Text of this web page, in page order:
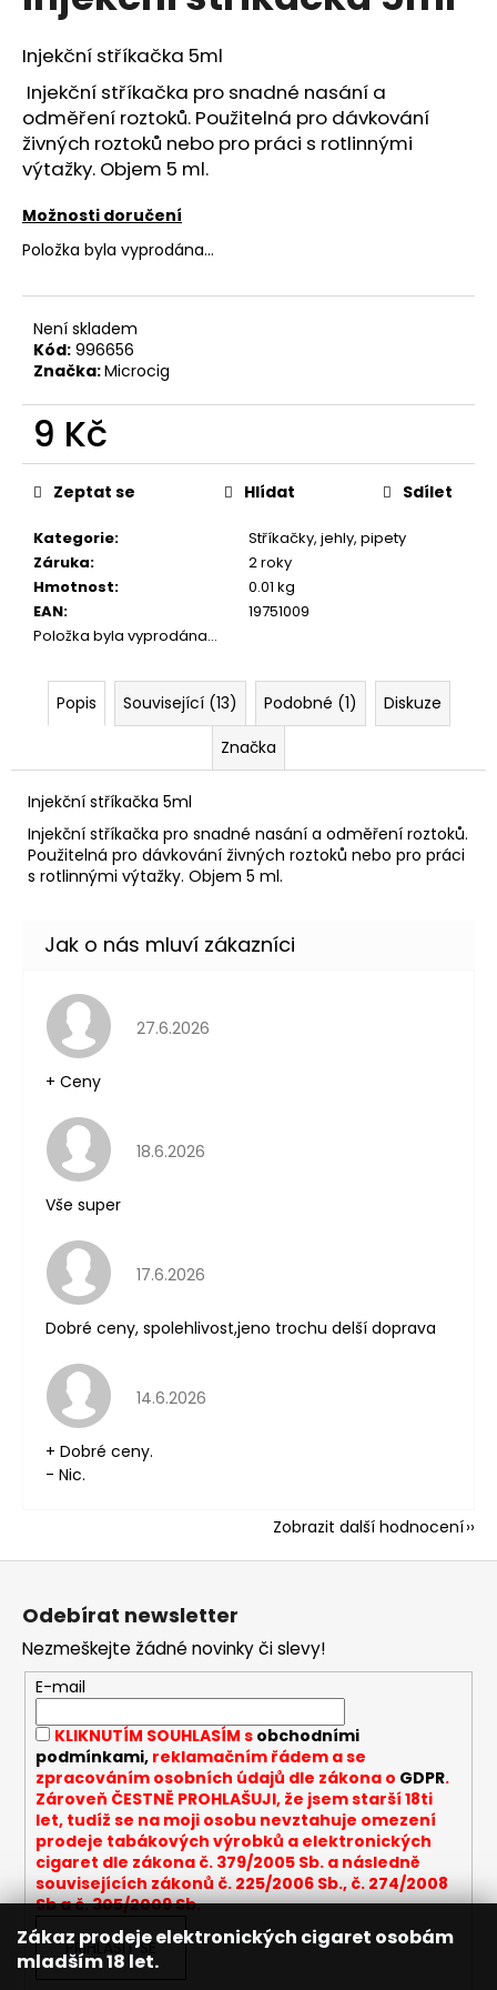
Zákaz prodeje elektronických cigaret osobám
mladším 18 let.
z
5
hvězdiček.
Injekční stříkačka 5ml
Injekční stříkačka pro snadné nasání a
odměření roztoků. Použitelná pro dávkování
živných roztoků nebo pro práci s rotlinnými
výtažky. Objem 5 ml.
Možnosti doručení
Položka byla vyprodána…
Není skladem
Kód: 996656
Značka:Microcig
9 Kč
Měrná
cena:
Kategorie:
Stříkačky, jehly, pipety
Záruka:
2 roky
Hmotnost:
0.01 kg
EAN:
19751009
Položka byla vyprodána…
Zeptat se Hlídat Sdílet
Popis Související (13) Podobné (1)
Diskuze
Značka
Injekční stříkačka 5ml
Injekční stříkačka pro snadné nasání a odměření roztoků.
Použitelná pro dávkování živných roztoků nebo pro práci
s rotlinnými výtažky. Objem 5 ml.
Hodnocení obchodu je 5 z 5 hvězdiček.
27.6.2026
+ Ceny
Hodnocení obchodu je 5 z 5 hvězdiček.
18.6.2026
Vše super
Hodnocení obchodu je 5 z 5 hvězdiček.
17.6.2026
Dobré ceny, spolehlivost,jeno trochu delší doprava
Hodnocení obchodu je 5 z 5 hvězdiček.
14.6.2026
+ Dobré ceny.
- Nic.
Zobrazit další hodnocení
j
í
t
?
HLEDAT
D
o
p
o
č
u
e
m
e
LOST
MARY
TP1000
META
-
20MG
ŽVÝKAČKA,
LIMONÁDA,
LESNÍ
Kč
Z
Odebírat newsletter
Nezmeškejte žádné novinky či slevy!
E-mail
KLIKNUTÍM SOUHLASÍM s obchodními
podmínkami,reklamačním řádem a se
zpracováním osobních údajů dle zákona o GDPR.
Zároveň ČESTNĚ PROHLAŠUJI, že jsem starší 18ti
let, tudíž se na moji osobu nevztahuje omezení
prodeje tabákových výrobků a elektronických
cigaret dle zákona č. 379/2005 Sb. a následně
souvisejících zákonů č. 225/2006 Sb., č. 274/2008
Sb a č. 305/2009 Sb.
PŘIHLÁSIT SE